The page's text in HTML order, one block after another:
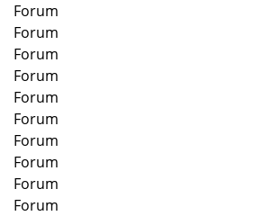
Forum
Forum
Forum
Forum
Forum
Forum
Forum
Forum
Forum
Forum